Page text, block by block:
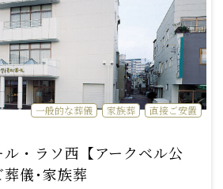
一般的な葬儀 家族葬 直接ご安置
・ラソ西【アークベル公
儀･家族葬